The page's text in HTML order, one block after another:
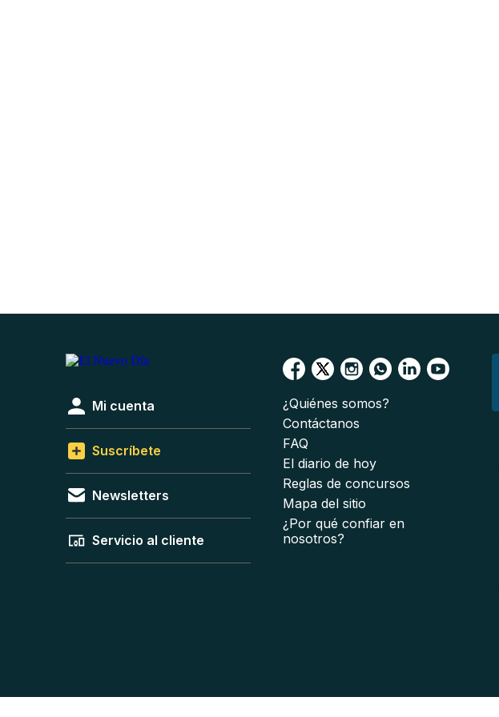
Mi cuenta
Suscríbete
Newsletters
Servicio al cliente
¿Quiénes somos?
Contáctanos
FAQ
El diario de hoy
Reglas de concursos
Mapa del sitio
¿Por qué confiar en
nosotros?